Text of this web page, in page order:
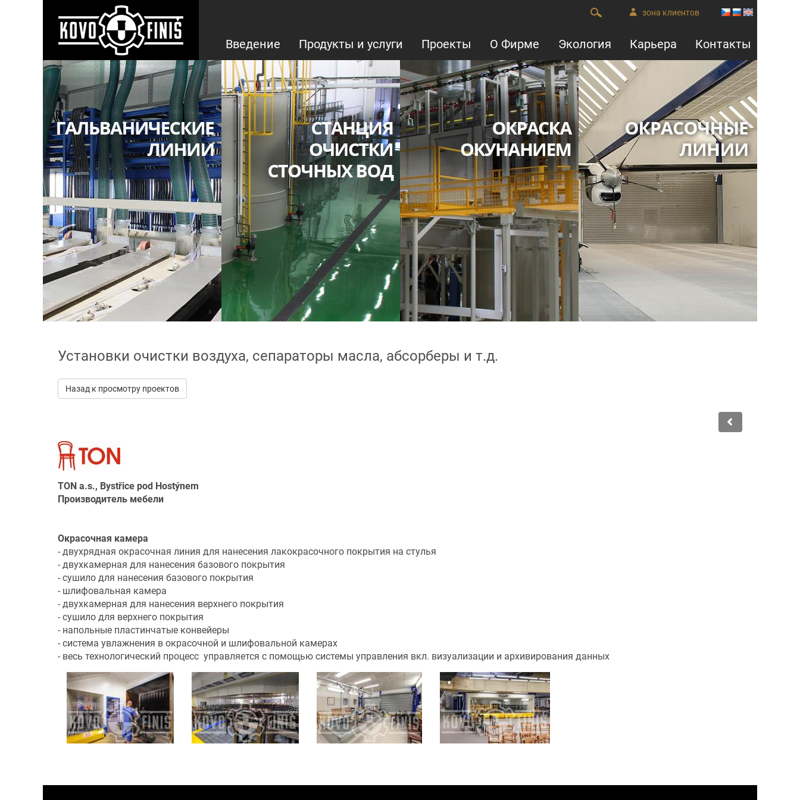
зона клиентов
Введение Продукты и услуги Проекты О Фирме Экология Карьера Контакты
Установки очистки воздуха, сепараторы масла, абсорберы и т.д.
Назад к просмотру проектов
TON a.s., Bystřice pod Hostýnem
Производитель мебели
Окрасочная камера
- двухрядная окрасочная линия для нанесения лакокрасочного покрытия на стулья
- двухкамерная для нанесения базового покрытия
- сушило для нанесения базового покрытия
- шлифовальная камера
- двухкамерная для нанесения верхнего покрытия
- сушило для верхнего покрытия
- напольные пластинчатые конвейеры
- система увлажнения в окрасочной и шлифовальной камерах
- весь технологический процесс управляется с помощью системы управления вкл. визуализации и архивирования данных